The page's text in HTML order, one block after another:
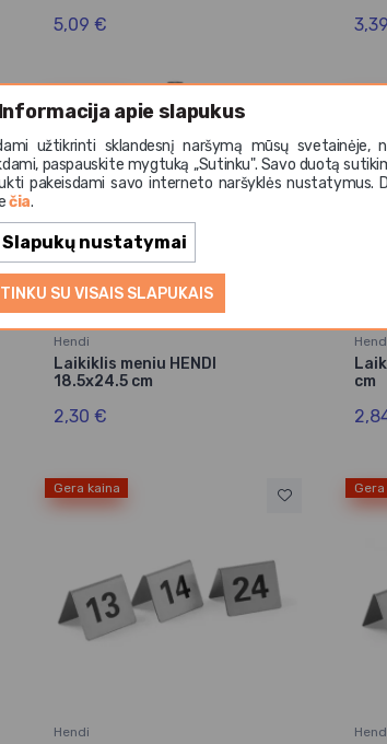
apie slapukus
užtikrinti sklandesnį naršymą mūsų svetainėje,
paspauskite mygtuką ,,Sutinku". Savo duotą
pakeisdami savo interneto naršyklės nustatymus.
čia.
Slapukų nustatymai
SU VISAIS SLAPUKAIS
5,09 €
Hendi
Laikiklis meniu HENDI
18.5x24.5 cm
2,30 €
cm
Gera kaina
Hendi